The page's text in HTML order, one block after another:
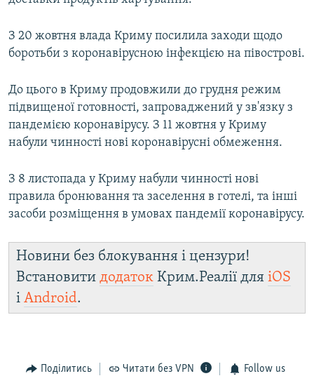
З 20 жовтня влада Криму посилила заходи щодо
боротьби з коронавірусною інфекцією на півострові.
До цього в Криму продовжили до грудня режим
підвищеної готовності, запроваджений у зв'язку з
пандемією коронавірусу. З 11 жовтня у Криму
набули чинності нові коронавірусні обмеження.
З 8 листопада у Криму набули чинності нові
правила бронювання та заселення в готелі, та інші
засоби розміщення в умовах пандемії коронавірусу.
Новини без блокування і цензури!
Встановити додаток Крим.Реалії для iOS
і Android.
Поділитись Читати без VPN Follow us